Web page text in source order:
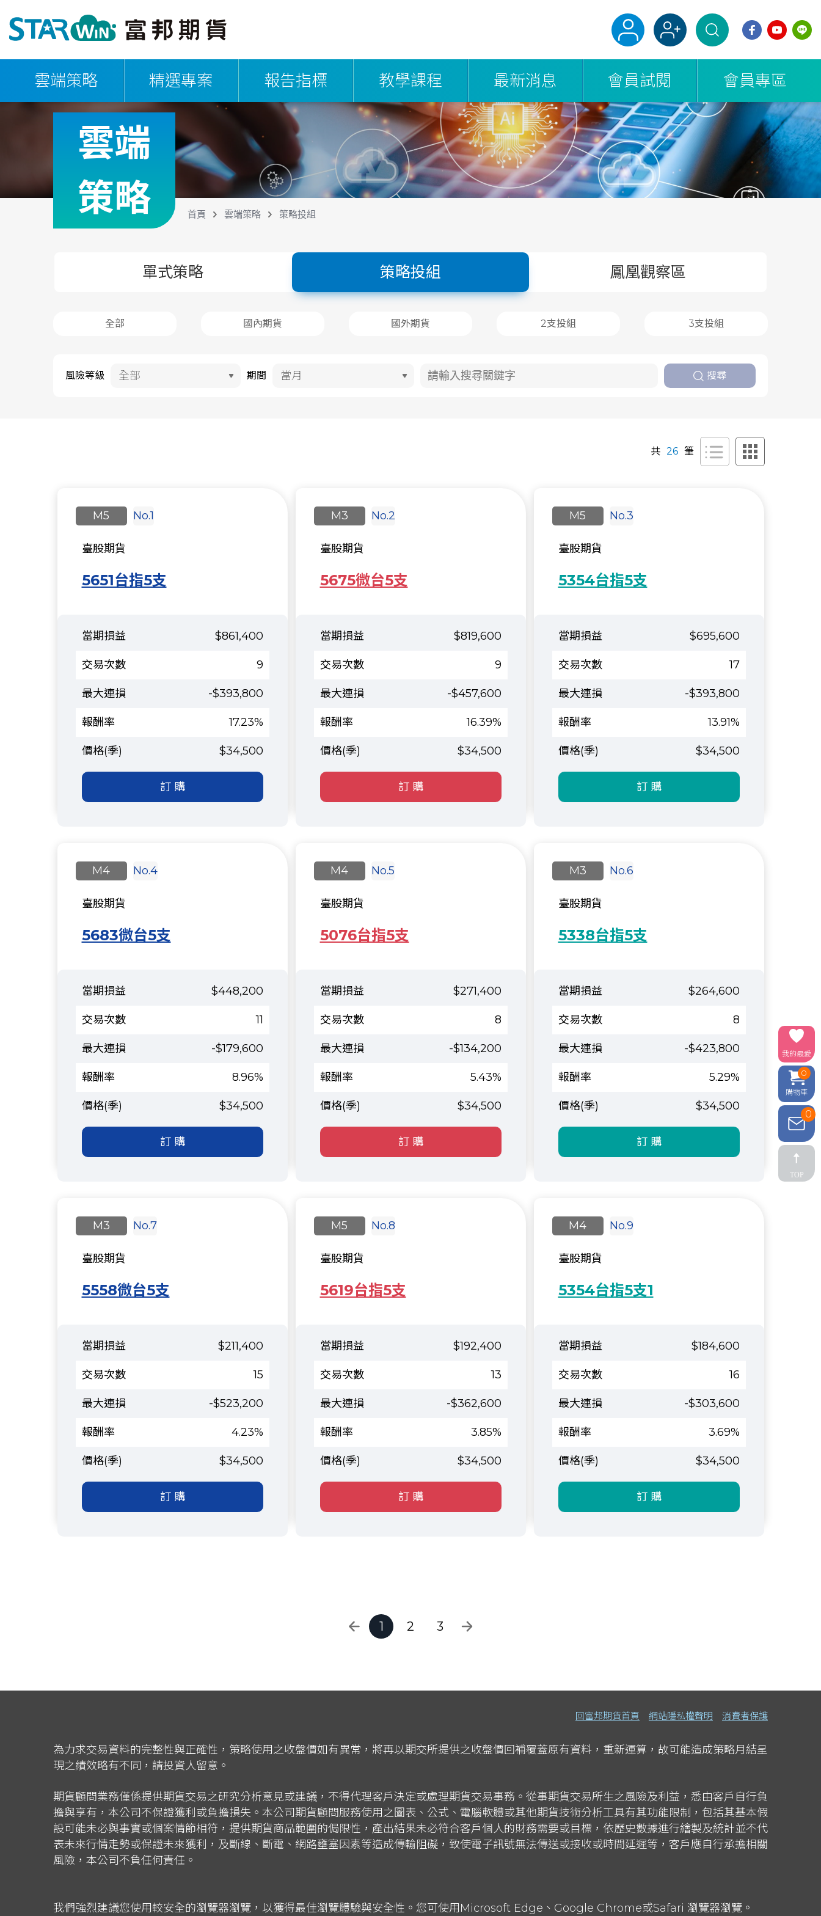
雲端策略 精選專案 報告指標 教學課程 最新消息 會員試閱 會員專區
雲端
策略
首頁 雲端策略 策略投組
單式策略 策略投組 鳳凰觀察區
全部 國內期貨 國外期貨 2支投組 3支投組
風險等級 期間 搜尋
共 26 筆
No.1
5651台指5支
臺股期貨
M5
$861,400
9
-$393,800
17.23%
$34,500
訂 購
No.2
5675微台5支
臺股期貨
M3
$819,600
9
-$457,600
16.39%
$34,500
訂 購
No.3
5354台指5支
臺股期貨
M5
$695,600
17
-$393,800
13.91%
$34,500
訂 購
No.4
5683微台5支
臺股期貨
M4
$448,200
11
-$179,600
8.96%
$34,500
訂 購
No.5
5076台指5支
臺股期貨
M4
$271,400
8
-$134,200
5.43%
$34,500
訂 購
No.6
5338台指5支
臺股期貨
M3
$264,600
8
-$423,800
5.29%
$34,500
訂 購
No.7
5558微台5支
臺股期貨
M3
$211,400
15
-$523,200
4.23%
$34,500
訂 購
No.8
5619台指5支
臺股期貨
M5
$192,400
13
-$362,600
3.85%
$34,500
訂 購
No.9
5354台指5支1
臺股期貨
M4
$184,600
16
-$303,600
3.69%
$34,500
訂 購
1 2 3
回富邦期貨首頁 網站隱私權聲明 消費者保護
為力求交易資料的完整性與正確性，策略使用之收盤價如有異常，將再以期交所提供之收盤價回補覆蓋原有資料，重新運算，故可能造成策略月結呈
現之績效略有不同，請投資人留意。
期貨顧問業務僅係提供期貨交易之研究分析意見或建議，不得代理客戶決定或處理期貨交易事務。從事期貨交易所生之風險及利益，悉由客戶自行負
擔與享有，本公司不保證獲利或負擔損失。本公司期貨顧問服務使用之圖表、公式、電腦軟體或其他期貨技術分析工具有其功能限制，包括其基本假
設可能未必與事實或個案情節相符，提供期貨商品範圍的侷限性，產出結果未必符合客戶個人的財務需要或目標，依歷史數據進行繪製及統計並不代
表未來行情走勢或保證未來獲利，及斷線、斷電、網路壅塞因素等造成傳輸阻礙，致使電子訊號無法傳送或接收或時間延遲等，客戶應自行承擔相關
風險，本公司不負任何責任。
我們強烈建議您使用較安全的瀏覽器瀏覽，以獲得最佳瀏覽體驗與安全性。您可使用Microsoft Edge、Google Chrome或Safari 瀏覽器瀏覽。
我的最愛
0
購物車
0
TOP